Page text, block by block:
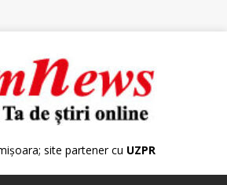
site partener cu UZPR